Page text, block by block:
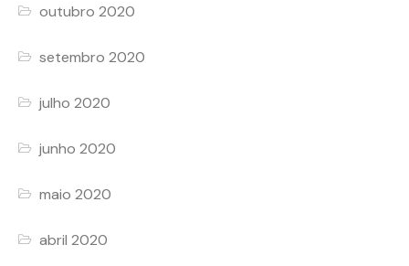
outubro 2020
setembro 2020
julho 2020
junho 2020
maio 2020
abril 2020